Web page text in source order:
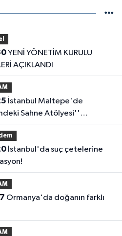
YENİ YÖNETİM KURULU
AÇIKLANDI
Sahne Atölyesi''
belgelerini aldı
İstanbul'da suç çetelerine